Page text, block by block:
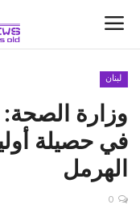
الأخبار
كتّابنا
السعودية
لبنان
في حصيلة
الهرمل
0